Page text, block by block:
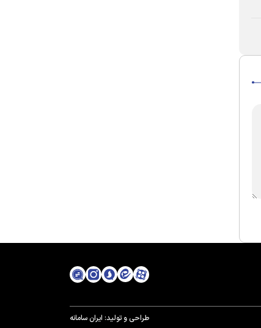
طراحی و تولید: ایران سامانه